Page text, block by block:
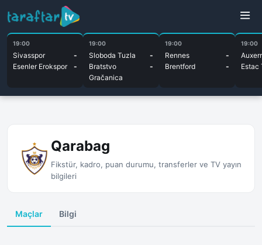
19:00
Sivasspor
-
Esenler Erokspor
-
19:00
Sloboda Tuzla
-
Bratstvo
Gračanica
-
19:00
Rennes
-
Brentford
-
19:00
Estac
Qarabag
Fikstür, kadro, puan durumu, transferler ve TV yayın
bilgileri
Maçlar Bilgi